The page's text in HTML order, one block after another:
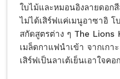
ใบไม้และหมอนอิงลายดอก
ไม่ได้เสิร์ฟแค่เมนูอาซาอิ
สกัดสูตรต่าง ๆ The Lions
เมล็ดกาแฟนำเข้า จากเกา
เสิร์ฟเป็นลาเต้เย็นเอาใจค